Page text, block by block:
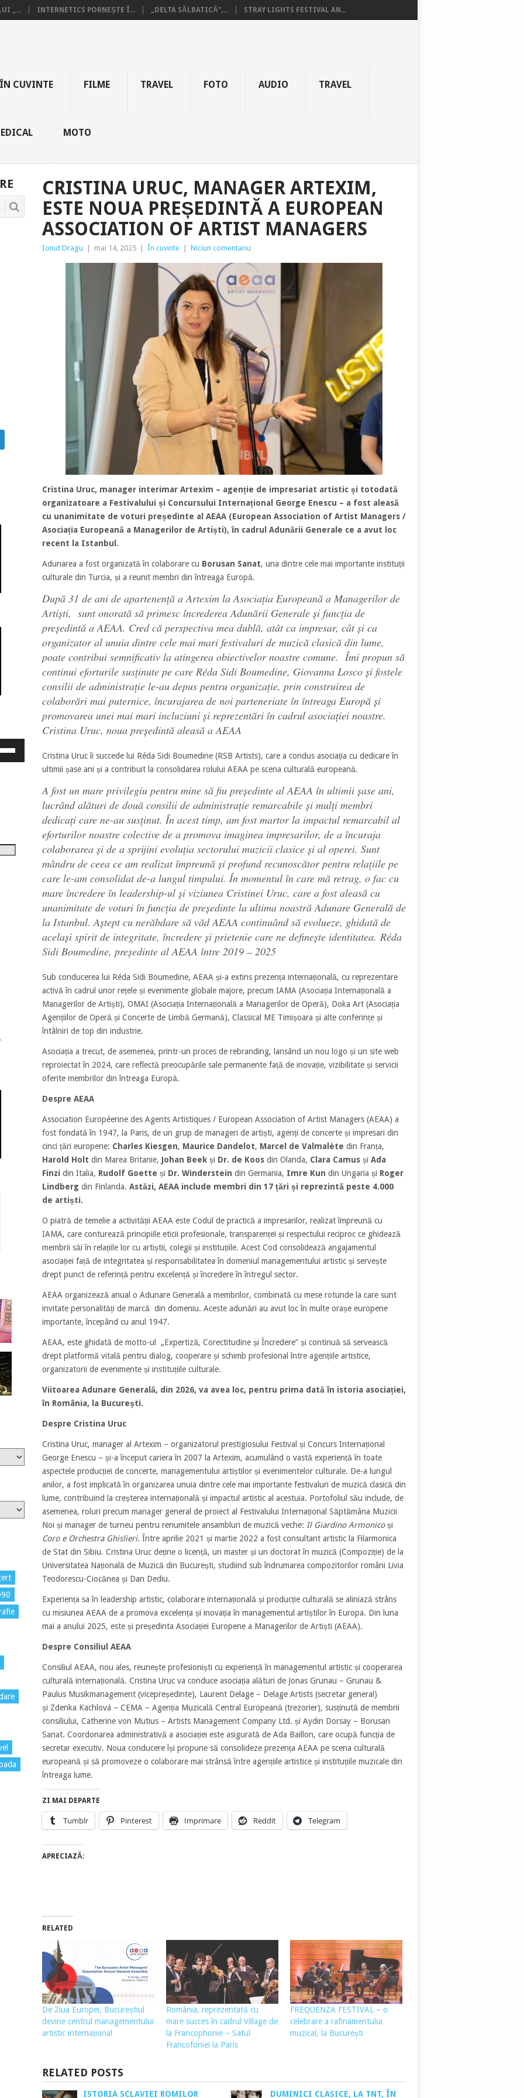
„... INTERNETICS PORNEȘTE Î... „DELTA SĂLBATICĂ”,... STRAY LIGHTS FESTIVAL AN...
ÎN CUVINTE FILME TRAVEL FOTO AUDIO TRAVEL
MOTO
CRISTINA URUC, MANAGER ARTEXIM,
ESTE NOUA PREȘEDINTĂ A EUROPEAN
ASSOCIATION OF ARTIST MANAGERS
Ionut Dragu mai 14, 2025 În cuvinte Niciun comentariu
Cristina Uruc, manager interimar Artexim – agenție de impresariat artistic și totodată
organizatoare a Festivalului și Concursului Internațional George Enescu – a fost aleasă
cu unanimitate de voturi președinte al AEAA (European Association of Artist Managers /
Asociația Europeană a Managerilor de Artiști), în cadrul Adunării Generale ce a avut loc
recent la Istanbul.
Adunarea a fost organizată în colaborare cu Borusan Sanat, una dintre cele mai importante instituții
culturale din Turcia, și a reunit membri din întreaga Europă.
După 31 de ani de apartenență a Artexim la Asociația Europeană a Managerilor de
Artiști, sunt onorată să primesc încrederea Adunării Generale și funcția de
președintă a AEAA. Cred că perspectiva mea dublă, atât ca impresar, cât și ca
organizator al unuia dintre cele mai mari festivaluri de muzică clasică din lume,
poate contribui semnificativ la atingerea obiectivelor noastre comune. Îmi propun să
continui eforturile susținute pe care Réda Sidi Boumedine, Giovanna Losco și fostele
consilii de administrație le-au depus pentru organizație, prin construirea de
colaborări mai puternice, încurajarea de noi parteneriate în întreaga Europă și
promovarea unei mai mari incluziuni și reprezentări în cadrul asociației noastre.
Cristina Uruc, noua președintă aleasă a AEAA
Cristina Uruc îi succede lui Réda Sidi Boumedine (RSB Artists), care a condus asociația cu dedicare în
ultimii șase ani și a contribuit la consolidarea rolului AEAA pe scena culturală europeană.
A fost un mare privilegiu pentru mine să fiu președinte al AEAA în ultimii șase ani,
lucrând alături de două consilii de administrație remarcabile și mulți membri
dedicați care ne-au susținut. În acest timp, am fost martor la impactul remarcabil al
eforturilor noastre colective de a promova imaginea impresarilor, de a încuraja
colaborarea și de a sprijini evoluția sectorului muzicii clasice și al operei. Sunt
mândru de ceea ce am realizat împreună și profund recunoscător pentru relațiile pe
care le-am consolidat de-a lungul timpului. În momentul în care mă retrag, o fac cu
mare încredere în leadership-ul și viziunea Cristinei Uruc, care a fost aleasă cu
unanimitate de voturi în funcția de președinte la ultima noastră Adunare Generală de
la Istanbul. Aștept cu nerăbdare să văd AEAA continuând să evolueze, ghidată de
același spirit de integritate, încredere și prietenie care ne definește identitatea. Réda
Sidi Boumedine, președinte al AEAA între 2019 – 2025
Sub conducerea lui Réda Sidi Boumedine, AEAA și-a extins prezența internațională, cu reprezentare
activă în cadrul unor rețele și evenimente globale majore, precum IAMA (Asociația Internațională a
Managerilor de Artiști), OMAI (Asociația Internațională a Managerilor de Operă), Doka Art (Asociația
Agențiilor de Operă și Concerte de Limbă Germană), Classical ME Timișoara și alte conferințe și
întâlniri de top din industrie.
Asociația a trecut, de asemenea, printr-un proces de rebranding, lansând un nou logo și un site web
reproiectat în 2024, care reflectă preocupările sale permanente față de inovație, vizibilitate și servicii
oferite membrilor din întreaga Europă.
Despre AEAA
Association Européenne des Agents Artistiques / European Association of Artist Managers (AEAA) a
fost fondată în 1947, la Paris, de un grup de manageri de artiști, agenți de concerte și impresari din
cinci țări europene: Charles Kiesgen, Maurice Dandelot, Marcel de Valmalète din Franța,
Harold Holt din Marea Britanie, Johan Beek și Dr. de Koosdin Olanda, Clara Camusși Ada
Finzi din Italia, Rudolf Goette și Dr. Winderstein din Germania, Imre Kun din Ungaria și Roger
Lindberg din Finlanda. Astăzi, AEAA include membri din 17 țări și reprezintă peste 4.000
de artiști.
O piatră de temelie a activității AEAA este Codul de practică a impresarilor, realizat împreună cu
IAMA, care conturează principiile eticii profesionale, transparenței și respectului reciproc ce ghidează
membrii săi în relațiile lor cu artiștii, colegii și instituțiile. Acest Cod consolidează angajamentul
asociației față de integritatea și responsabilitatea în domeniul managementului artistic și servește
drept punct de referință pentru excelență și încredere în întregul sector.
AEAA organizează anual o Adunare Generală a membrilor, combinată cu mese rotunde la care sunt
invitate personalități de marcă din domeniu. Aceste adunări au avut loc în multe orașe europene
importante, începând cu anul 1947.
AEAA, este ghidată de motto-ul „Expertiză, Corectitudine și Încredere” și continuă să servească
drept platformă vitală pentru dialog, cooperare și schimb profesional între agențiile artistice,
organizatorii de evenimente și instituțiile culturale.
Viitoarea Adunare Generală, din 2026, va avea loc, pentru prima dată în istoria asociației,
în România, la București.
Despre Cristina Uruc
Cristina Uruc, manager al Artexim – organizatorul prestigiosului Festival și Concurs Internațional
George Enescu – și-a început cariera în 2007 la Artexim, acumulând o vastă experiență în toate
aspectele producției de concerte, managementului artiștilor și evenimentelor culturale. De-a lungul
anilor, a fost implicată în organizarea unuia dintre cele mai importante festivaluri de muzică clasică din
lume, contribuind la creșterea internațională și impactul artistic al acestuia. Portofoliul său include, de
asemenea, roluri precum manager general de proiect al Festivalului Internațional Săptămâna Muzicii
Noi și manager de turneu pentru renumitele ansambluri de muzică veche: Il Giardino Armonicoși
Coro e Orchestra Ghislieri. Între aprilie 2021 și martie 2022 a fost consultant artistic la Filarmonica
de Stat din Sibiu. Cristina Uruc deține o licență, un master și un doctorat în muzică (Compoziție) de la
Universitatea Națională de Muzică din București, studiind sub îndrumarea compozitorilor români Livia
Teodorescu-Ciocănea și Dan Dediu.
Experiența sa în leadership artistic, colaborare internațională și producție culturală se aliniază strâns
cu misiunea AEAA de a promova excelența și inovația în managementul artiștilor în Europa. Din luna
mai a anului 2025, este și președinta Asociației Europene a Managerilor de Artiști (AEAA).
Despre Consiliul AEAA
Consiliul AEAA, nou ales, reunește profesioniști cu experiență în managementul artistic și cooperarea
culturală internațională. Cristina Uruc va conduce asociația alături de Jonas Grunau – Grunau &
Paulus Musikmanagement (vicepreședinte), Laurent Delage – Delage Artists (secretar general)
și Zdenka Kachlová – CEMA – Agenția Muzicală Central Europeană (trezorier), susținută de membrii
consiliului, Catherine von Mutius – Artists Management Company Ltd. și Aydin Dorsay – Borusan
Sanat. Coordonarea administrativă a asociației este asigurată de Ada Baillon, care ocupă funcția de
secretar executiv. Noua conducere își propune să consolideze prezența AEAA pe scena culturală
europeană și să promoveze o colaborare mai strânsă între agențiile artistice și instituțiile muzicale din
întreaga lume.
ZI MAI DEPARTE
Tumblr Pinterest Imprimare Reddit Telegram
APRECIAZĂ:
RELATED
De Ziua Europei, Bucureștiul
devine centrul managementului
artistic internațional
România, reprezentată cu
mare succes în cadrul Village de
la Francophonie – Satul
Francofoniei la Paris
FREQUENZA FESTIVAL – o
celebrare a rafinamentului
muzical, la București
RELATED POSTS
ISTORIA SCLAVIEI ROMILOR DUMINICI CLASICE, LA TNT, ÎN